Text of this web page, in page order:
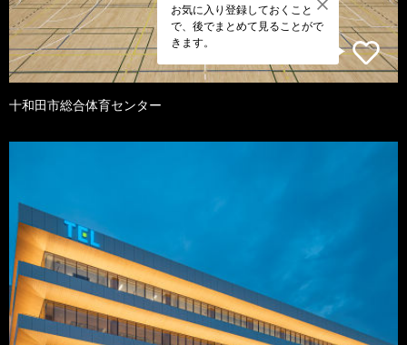
お気に入り登録しておくこと
で、後でまとめて見ることがで
きます。
十和田市総合体育センター